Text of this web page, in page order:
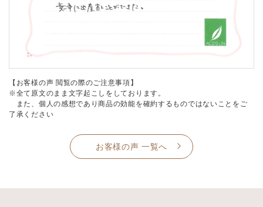
【お客様の声 閲覧の際のご注意事項】
※全て原文のまま文字起こしをしております。
また、個人の感想であり商品の効能を確約するものではないことをご
了承ください
お客様の声 一覧へ